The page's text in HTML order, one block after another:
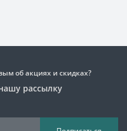
об акциях и скидках?
рассылку